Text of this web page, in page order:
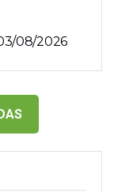
08/2026